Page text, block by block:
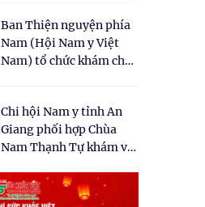
Ban Thiện nguyện phía
Nam (Hội Nam y Việt
Nam) tổ chức khám chữa
dân tại xã Tân Tập
Chi hội Nam y tỉnh An
Giang phối hợp Chùa
Nam Thạnh Tự khám và
nhân dân